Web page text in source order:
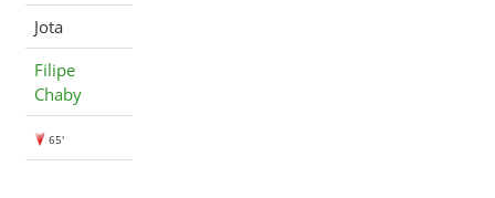
Jota
Filipe
Chaby
65'